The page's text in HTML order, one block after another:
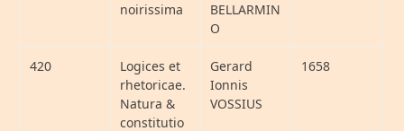
noirissima
BELLARMIN
O
420
Logices et
rhetoricae.
Natura &
constitutio
Gerard
Ionnis
VOSSIUS
1658